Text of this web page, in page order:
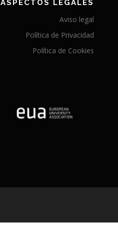
ASPECTOS LEGALES
Aviso legal
Política de Privacidad
Política de Cookies